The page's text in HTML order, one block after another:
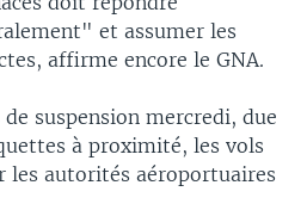
et assumer les
affirme encore le GNA.
suspension mercredi, due
à proximité, les vols
les autorités aéroportuaires